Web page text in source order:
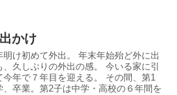
かけ
明け初めて外出。 年末年始殆ど外に出
、久しぶりの外出の感。 今いる家に引
今年で７年目を迎える。 その間、第1
、卒業。第2子は中学・高校の６年間を